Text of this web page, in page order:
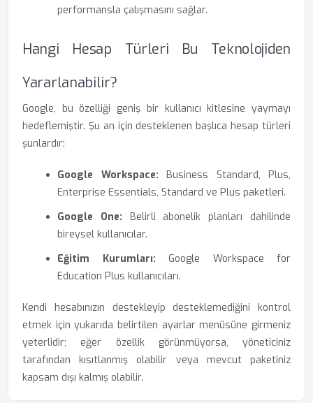
performansla çalışmasını sağlar.
Hangi Hesap Türleri Bu Teknolojiden
Yararlanabilir?
Google, bu özelliği geniş bir kullanıcı kitlesine yaymayı
hedeflemiştir. Şu an için desteklenen başlıca hesap türleri
şunlardır:
Google Workspace: Business Standard, Plus,
Enterprise Essentials, Standard ve Plus paketleri.
Google One: Belirli abonelik planları dahilinde
bireysel kullanıcılar.
Eğitim Kurumları: Google Workspace for
Education Plus kullanıcıları.
Kendi hesabınızın destekleyip desteklemediğini kontrol
etmek için yukarıda belirtilen ayarlar menüsüne girmeniz
yeterlidir; eğer özellik görünmüyorsa, yöneticiniz
tarafından kısıtlanmış olabilir veya mevcut paketiniz
kapsam dışı kalmış olabilir.